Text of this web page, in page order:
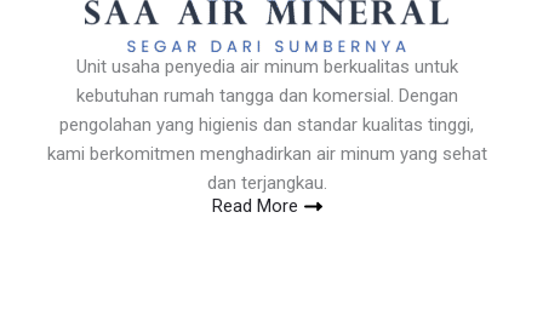
Unit usaha penyedia air minum berkualitas untuk
kebutuhan rumah tangga dan komersial. Dengan
pengolahan yang higienis dan standar kualitas tinggi,
kami berkomitmen menghadirkan air minum yang sehat
dan terjangkau.
Read More